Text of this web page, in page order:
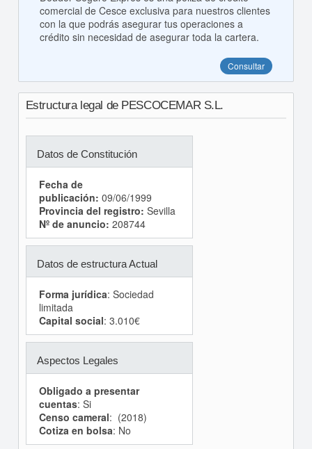
comercial de Cesce exclusiva para nuestros clientes
con la que podrás asegurar tus operaciones a
crédito sin necesidad de asegurar toda la cartera.
Consultar
Estructura legal de PESCOCEMAR S.L.
Datos de Constitución
Fecha de
publicación: 09/06/1999
Provincia del registro: Sevilla
Nº de anuncio: 208744
Datos de estructura Actual
Forma jurídica: Sociedad
limitada
Capital social: 3.010€
Aspectos Legales
Obligado a presentar
cuentas: Si
Censo cameral: (2018)
Cotiza en bolsa: No